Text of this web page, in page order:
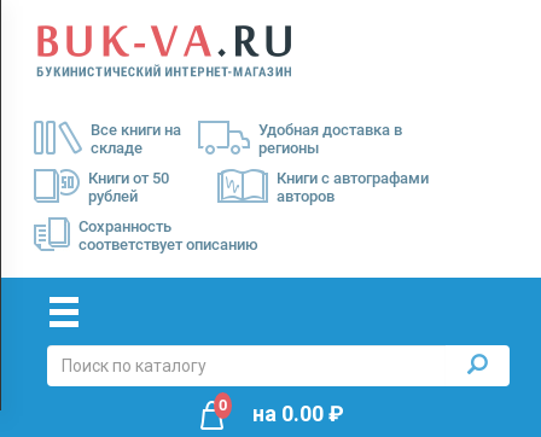
Все книги на
складе
Удобная доставка в
регионы
Книги от 50
рублей
Книги с автографами
авторов
Сохранность
соответствует описанию
Menu
Доставка
Оплата
0 на 0.00₽